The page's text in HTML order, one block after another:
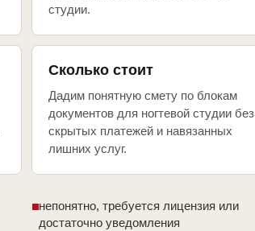
студии.
Сколько стоит
Дадим понятную смету по блокам
документов для ногтевой студии без
скрытых платежей и навязанных
лишних услуг.
непонятно, требуется лицензия или
достаточно уведомления